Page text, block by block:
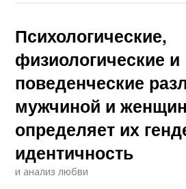
Психологические,
физиологические и
поведенческие
мужчиной и
определяет их
идентичность
и анализ любви